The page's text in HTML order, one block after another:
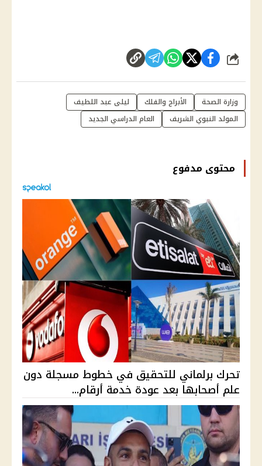
شارك
وزارة الصحة الأبراج والفلك
ليلى عبد اللطيف
المولد النبوي الشريف
العام الدراسي الجديد
محتوى مدفوع
تحرك برلماني للتحقيق في خطوط مسجلة دون
علم أصحابها بعد عودة خدمة أرقام...